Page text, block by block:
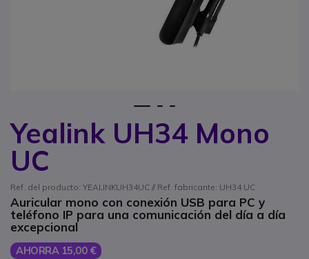
Yealink UH34 Mono
UC
Ref. del producto: YEALINKUH34UC // Ref. fabricante: UH34 UC
Auricular mono con conexión USB para PC y
teléfono IP para una comunicación del día a día
excepcional
AHORRA 15,00 €
Saltar al comienzo de la galería de imágenes